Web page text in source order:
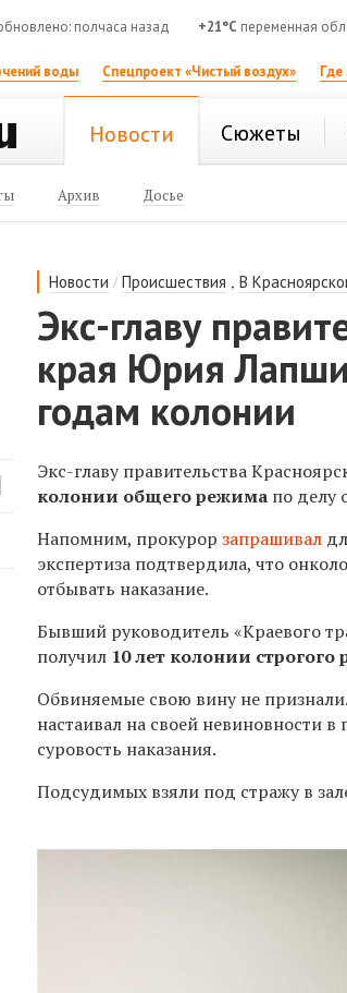
полчаса назад +21°C переменная
воды Спецпроект «Чистый воздух» Где
Новости Сюжеты
Архив Досье
Новости /Происшествия ,В
Экс-главу
края Юрия
годам колонии
Экс-главу правительства
колонии общего режима по делу
Напомним, прокурорзапрашивал
экспертиза подтвердила, что
отбывать наказание.
Бывший руководитель «Краевого
получил 10 лет колонии
Обвиняемые свою вину не
настаивал на своей невиновности
суровость наказания.
Подсудимых взяли под стражу в